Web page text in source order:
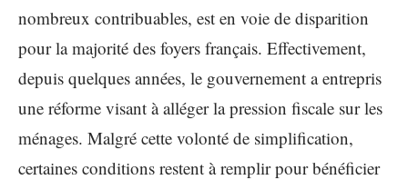
nombreux contribuables, est en voie de disparition
pour la majorité des foyers français. Effectivement,
depuis quelques années, le gouvernement a entrepris
une réforme visant à alléger la pression fiscale sur les
ménages. Malgré cette volonté de simplification,
certaines conditions restent à remplir pour bénéficier